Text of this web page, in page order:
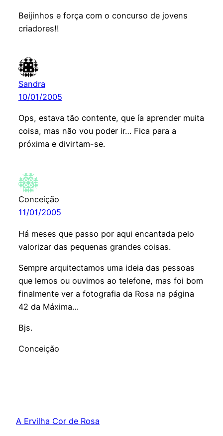
Beijinhos e força com o concurso de jovens
criadores!!
Sandra
10/01/2005
Ops, estava tão contente, que ía aprender muita
coisa, mas não vou poder ir… Fica para a
próxima e divirtam-se.
Conceição
11/01/2005
Há meses que passo por aqui encantada pelo
valorizar das pequenas grandes coisas.
Sempre arquitectamos uma ideia das pessoas
que lemos ou ouvimos ao telefone, mas foi bom
finalmente ver a fotografia da Rosa na página
42 da Máxima…
Bjs.
Conceição
A Ervilha Cor de Rosa